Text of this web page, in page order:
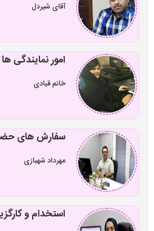
آقای شیردل
امور نمایندگی ها
خانم قبادی
سفارش های
مهرداد شهبازی
استخدام و